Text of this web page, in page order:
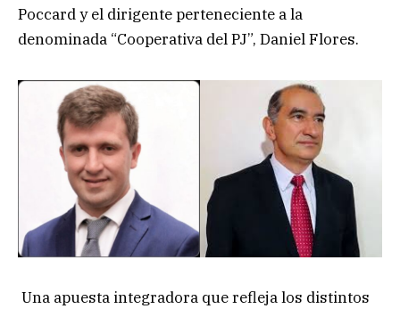
Poccard y el dirigente perteneciente a la
denominada “Cooperativa del PJ”, Daniel Flores.
Una apuesta integradora que refleja los distintos